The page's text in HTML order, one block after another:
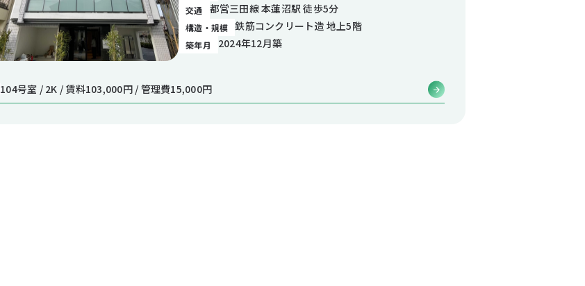
交通 都営三田線 本蓮沼駅 徒歩5分
構造・規模 鉄筋コンクリート造 地上5階
築年月 2024年12月築
104号室 / 2K / 賃料103,000円 / 管理費15,000円